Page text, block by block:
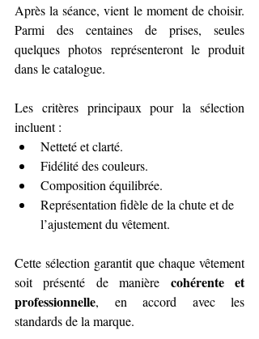
Après la séance, vient le moment de choisir.
Parmi des centaines de prises, seules
quelques photos représenteront le produit
dans le catalogue.
Les critères principaux pour la sélection
incluent :
Netteté et clarté.
Fidélité des couleurs.
Composition équilibrée.
Représentation fidèle de la chute et de
l’ajustement du vêtement.
Cette sélection garantit que chaque vêtement
soit présenté de manière cohérente et
professionnelle, en accord avec les
standards de la marque.